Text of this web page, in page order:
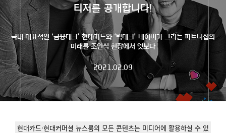
티저를 공개합니다!
국내 대표적인 ‘금융테크’ 현대카드와 ‘빅테크’ 네이버가 그리는 파트너십의
미래를 조인식 현장에서 엿보다
2021.02.09
현대카드·현대커머셜 뉴스룸의 모든 콘텐츠는 미디어에 활용하실 수 있
현대카드, 스테이블코인 국제송금 실제 도입 가능한 수준 준비 마쳐
'AI에게도 배운다'…현대카드·현대커머셜이 'AX 시대'에 대응하는 방식
테크 그 이상의 답을 찾다!